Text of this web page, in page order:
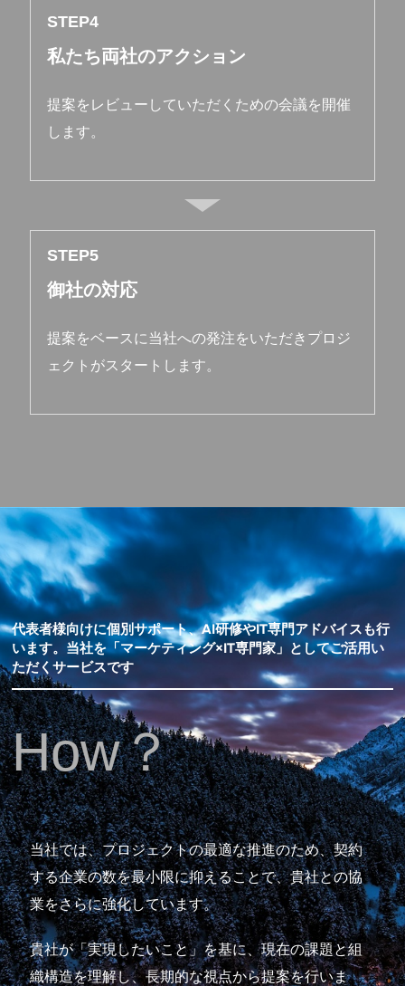
STEP
私たち両社のアクション
提案をレビューしていただくための会議を開催
します。
STEP
御社の対応
提案をベースに当社への発注をいただきプロジ
ェクトがスタートします。
代表者様向けに個別サポート、AI研修やIT専門アドバイスも行
います。当社を「マーケティング×IT専門家」としてご活用い
ただくサービスです
How？
当社では、プロジェクトの最適な推進のため、契約
する企業の数を最小限に抑えることで、貴社との協
業をさらに強化しています。
貴社が「実現したいこと」を基に、現在の課題と組
織構造を理解し、長期的な視点から提案を行いま